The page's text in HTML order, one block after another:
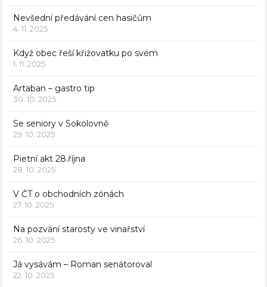
Nevšední předávání cen hasičům
4. 11. 2025
Když obec řeší křižovatku po svém
1. 11. 2025
Artaban – gastro tip
30. 10. 2025
Se seniory v Sokolovně
29. 10. 2025
Pietní akt 28.října
28. 10. 2025
V ČT o obchodních zónách
27. 10. 2025
Na pozvání starosty ve vinařství
26. 10. 2025
Já vysávám – Roman senátoroval
22. 10. 2025